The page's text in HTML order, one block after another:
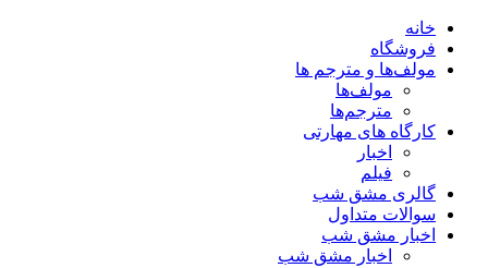
خانه
فروشگاه
مولف‌ها و مترجم ها
مولف‌ها
مترجم‌ها
کارگاه های مهارتی
اخبار
فیلم
گالری مشق شب
سوالات متداول
اخبار مشق شب
اخبار مشق شب